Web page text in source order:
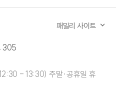
패밀리 사이트
305
- 13:30) 주말·공휴일 휴